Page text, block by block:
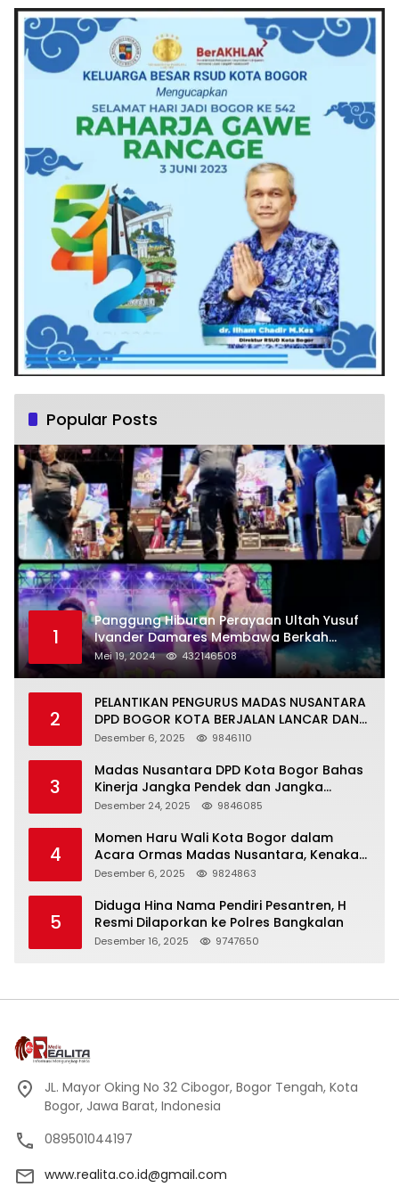
Popular Posts
1
Panggung Hiburan Perayaan Ultah Yusuf
Ivander Damares Membawa Berkah
Warga Kejapanan
Mei 19, 2024 432146508
2
PELANTIKAN PENGURUS MADAS NUSANTARA
DPD BOGOR KOTA BERJALAN LANCAR DAN
KHIDMAT
Desember 6, 2025 9846110
3
Madas Nusantara DPD Kota Bogor Bahas
Kinerja Jangka Pendek dan Jangka
Panjang
Desember 24, 2025 9846085
4
Momen Haru Wali Kota Bogor dalam
Acara Ormas Madas Nusantara, Kenakan
Peci Hitam Tinggi sebagai Simbol
Desember 6, 2025 9824863
5
Diduga Hina Nama Pendiri Pesantren, H
Resmi Dilaporkan ke Polres Bangkalan
Desember 16, 2025 9747650
JL. Mayor Oking No 32 Cibogor, Bogor Tengah, Kota
Bogor, Jawa Barat, Indonesia
089501044197
www.realita.co.id@gmail.com